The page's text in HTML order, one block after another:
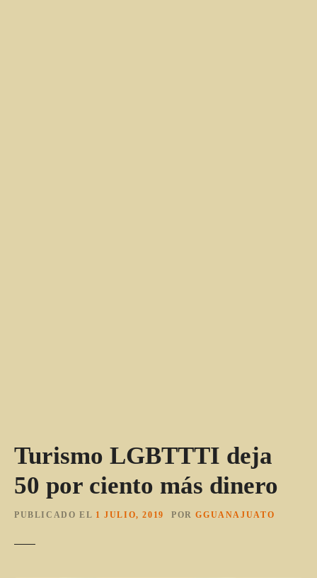
Turismo LGBTTTI deja
50 por ciento más dinero
PUBLICADO EL 1 JULIO, 2019 POR GGUANAJUATO